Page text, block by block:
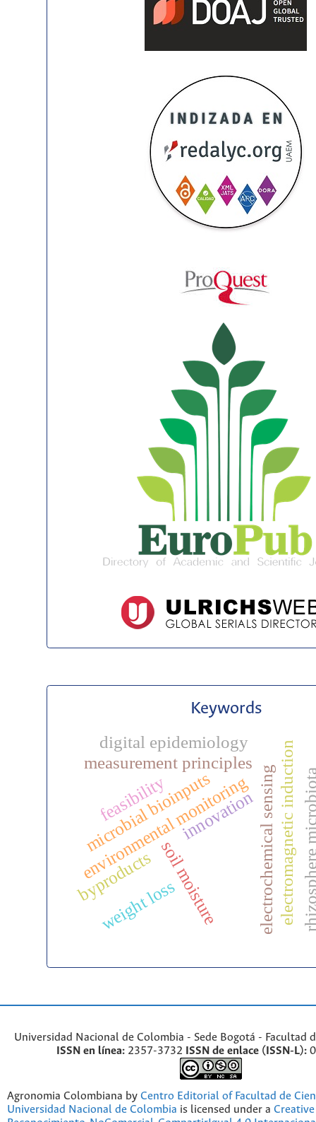
Keywords
electrochemical sensingelectromagnetic induction
environmental monitoring
measurement principles
soil moisture
microbial bioinputs
weight loss
innovation
feasibility
digital epidemiology
byproducts
Universidad Nacional de Colombia - Sede Bogotá - Facultad
ISSN en línea: 2357-3732 ISSN de enlace (ISSN-L):
Agronomia Colombiana by Centro Editorial of Facultad de
Universidad Nacional de Colombia is licensed under a